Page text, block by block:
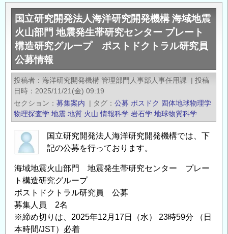
研
究
開
発
機
構
地
震
火
山
研
究
門
地
球
内
部
国立研究開発法人海洋研究開発機構 海域地震
火山部門 地震発生帯研究センター プレート
構造研究グループ ポストドクトラル研究員
公募情報
投稿者 海洋研究開発機構 管理部門人事部人事任用課 | 投稿
日時
2025/11/21(金) 09:19
セクション
募集案内 | タグ 公募 ポスドク 固体地球物理学
物理探査学 地震 地質 火山 情報科学 岩石学 地球物質科学
国立研究開発法人海洋研究開発機構では、下
記の公募を行っております。
海域地震火山部門 地震発生帯研究センター プレー
ト構造研究グループ
ポストドクトラル研究員 公募
募集人員 2名
※締め切りは、2025年12月17日（水） 23時59分 （日
本時間/JST）必着